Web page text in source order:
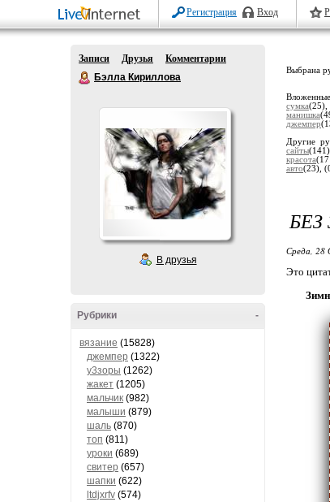
Регистрация Вход
Записи Друзья
Комментарии
Бэлла Кириллова
В друзья
-
Рубрики
вязание (15828)
джемпер (1322)
у3зоры (1262)
жакет (1205)
мальчик (982)
малыши (879)
шаль (870)
топ (811)
уроки (689)
свитер (657)
шапки (622)
ltdjxrfv (574)
Выбрана
сумка
манишка
джемпер
Другие
сайты
красота
авто(23),
Среда, 28
Это